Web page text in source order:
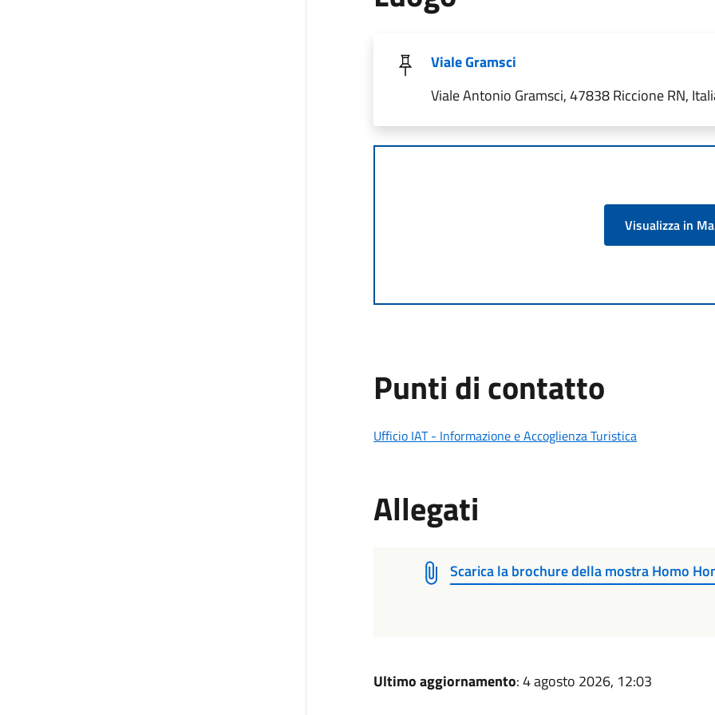
Viale Gramsci
Viale Antonio Gramsci, 47838 Riccione RN,
Visualizza in
Punti di contatto
Ufficio IAT - Informazione e Accoglienza Turistica
Allegati
Scarica la brochure della mostra Homo
Ultimo aggiornamento: 4 agosto 2026, 12:03